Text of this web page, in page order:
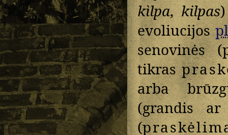
kìlpa,kilpas
evoliucijos
senovinės
tikras
arba
(grandis
(